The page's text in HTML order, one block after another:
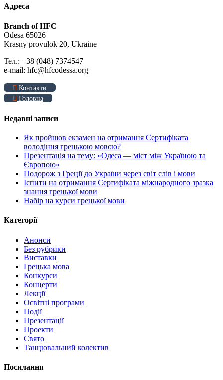
Адреса
Branch of HFC
Odesa 65026
Krasny provulok 20, Ukraine
Тел.: +38 (048) 7374547
e-mail: hfc@hfcodessa.org
Контакти
Головна
Недавні записи
Як пройшов екзамен на отримання Сертифіката
володіння грецькою мовою?
Презентація на тему: «Одеса — міст між Україною та
Європою»
Подорож з Греції до України через світ слів і мови
Іспити на отримання Сертифіката міжнародного зразка
знання грецької мови
Набір на курси грецької мови
Категорії
Анонси
Без рубрики
Виставки
Грецька мова
Конкурси
Концерти
Лекції
Освітні програми
Події
Презентації
Проекти
Свято
Танцювальний колектив
Посилання